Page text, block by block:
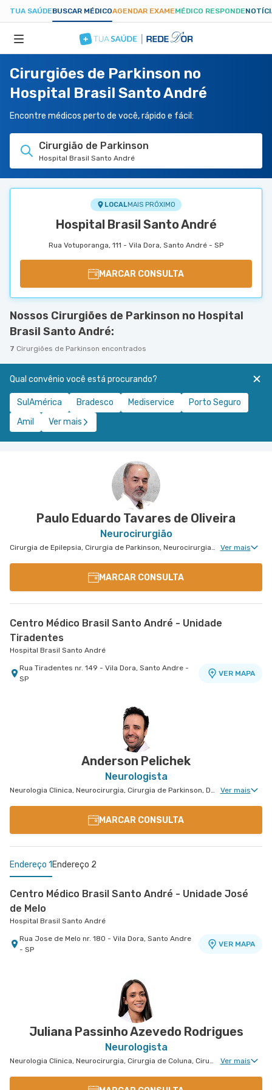
TUA SAÚDEBUSCAR MÉDICOAGENDAR EXAMEMÉDICO RESPONDE
ESPECIALIDADES
HOSPITAIS
TUASAUDE.COM
Cirurgiões de Parkinson no
Hospital Brasil Santo André
Encontre médicos perto de você, rápido e fácil:
Cirurgião de Parkinson
Hospital Brasil Santo André
LOCALMAIS PRÓXIMO
Hospital Brasil Santo André
Rua Votuporanga, 111 - Vila Dora, Santo André - SP
MARCAR CONSULTA
Nossos Cirurgiões de Parkinson no Hospital
Brasil Santo André:
7 Cirurgiões de Parkinson encontrados
Qual convênio você está procurando?
SulAmérica Bradesco Mediservice
Porto Seguro
Amil
Ver mais
Paulo Eduardo Tavares de Oliveira
Neurocirurgião
Cirurgia de Epilepsia, Cirurgia de Parkinson, Neurocirurgia Oncológica, Neurocirurgia de Coluna, Neurocirurgia Pediátrica Ver mais
MARCAR CONSULTA
Centro Médico Brasil Santo André - Unidade
Tiradentes
Hospital Brasil Santo André
Rua Tiradentes nr. 149 - Vila Dora, Santo Andre -
SP
VER MAPA
Anderson Pelichek
Neurologista
Neurologia Clinica, Neurocirurgia, Cirurgia de Parkinson, Disturbios de Movimento, Tratamento Com Toxina Botulínica Ver mais
MARCAR CONSULTA
Endereço 1 Endereço 2
Centro Médico Brasil Santo André - Unidade José
de Melo
Hospital Brasil Santo André
Rua Jose de Melo nr. 180 - Vila Dora, Santo Andre
- SP
VER MAPA
Rua do Oratorio nr. 1369 - Mooca, Sao Paulo - SP
Juliana Passinho Azevedo Rodrigues
Neurologista
Neurologia Clinica, Neurocirurgia, Cirurgia de Coluna, Cirurgia de Epilepsia, Cirurgia de Parkinson, Disturbios de Movimento, Neurocirurgia Oncológica, Clínica da Dor Geral, Neurocirurgia de Coluna, Neurocirurgia Pediátrica Ver mais